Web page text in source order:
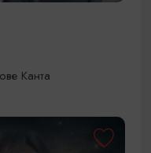
Канта